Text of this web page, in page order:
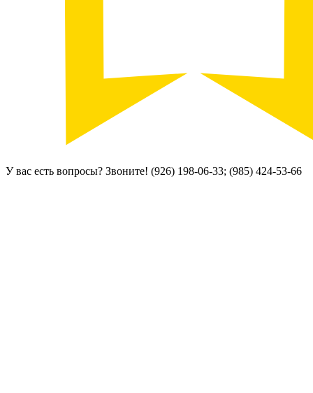
У вас есть вопросы? Звоните! (926) 198-06-33; (985) 424-53-66